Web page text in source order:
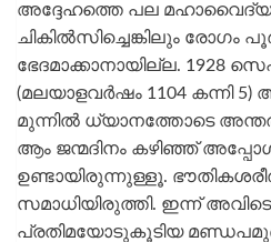
അദ്ദേഹത്തെ പല
ചികിൽസിച്ചെങ്കിലും രോഗം
ഭേദമാക്കാനായില്ല. 1928
(മലയാളവർഷം 1104 കന്നി 5)
മുന്നിൽ ധ്യാനത്തോടെ
ആം ജന്മദിനം കഴിഞ്ഞ് അപ്പോൾ
ഉണ്ടായിരുന്നുള്ളൂ.
സമാധിയിരുത്തി. ഇന്ന് അവിടെ
പ്രതിമയോടുകൂടിയ